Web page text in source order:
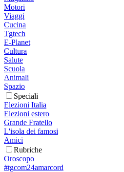
Motori
Viaggi
Cucina
Tgtech
E-Planet
Cultura
Salute
Scuola
Animali
Spazio
Speciali
Elezioni Italia
Elezioni estero
Grande Fratello
L'isola dei famosi
Amici
Rubriche
Oroscopo
#tgcom24amarcord